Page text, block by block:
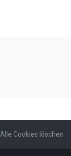
Alle Cookies löschen